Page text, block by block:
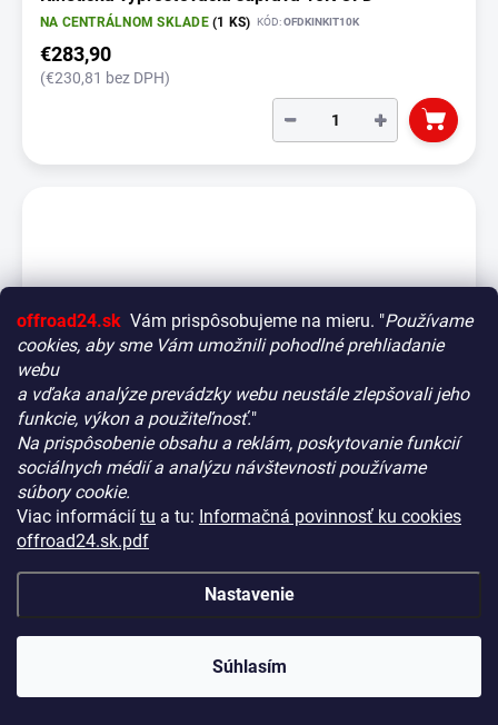
offroad24.sk Vám prispôsobujeme na mieru. "Používame
cookies, aby sme Vám umožnili pohodlné prehliadanie
webu
a vďaka analýze prevádzky webu neustále zlepšovali jeho
funkcie, výkon a použiteľnosť."
Na prispôsobenie obsahu a reklám, poskytovanie funkcií
sociálnych médií a analýzu návštevnosti používame
súbory cookie.
Viac informácií tu a tu: Informačná povinnosť ku cookies
offroad24.sk.pdf
Nastavenie
Súhlasím
Vitajte! Aby bolo hľadanie tých správnych dielov pre vaše
vozidlo čo najrýchlejšie a najpresnejšie, máme pre vás
malý tip:
Začnite výberom vášho vozidla– Týmto krokom si
zaistíte, že uvidíte len kompatibilné produkty.
filtre. Použite ich! Ušetria vám kopu času a pomôžu nájsť
presne to, čo hľadáte, behom sekúnd.
NA CENTRÁLNOM SKLADE(1 KS) KÓD:OFDKINKIT10K
€283,90
(€230,81 bez DPH)
+
−
Vyprosťovacie lyžiny čierne OFD
NA CENTRÁLNOM SKLADE (>10 KS) KÓD:
(€220,24 bez DPH)